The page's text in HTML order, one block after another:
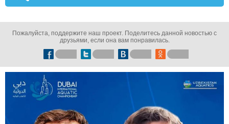
Пожалуйста, поддержите наш проект. Поделитесь данной новостью с
друзьями, если она вам понравилась.